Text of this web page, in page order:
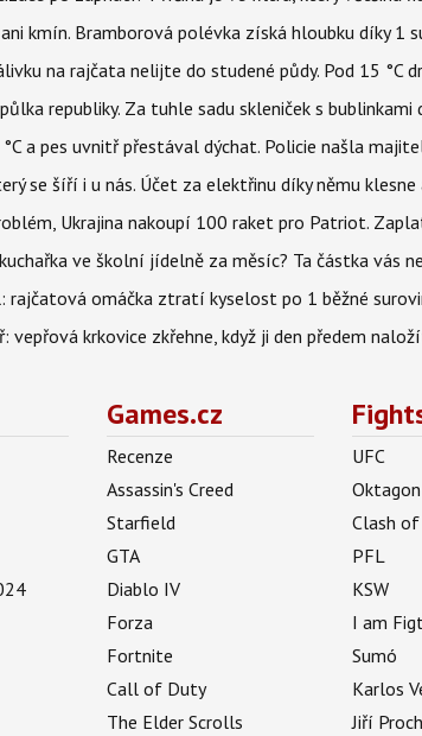
kmín. Bramborová polévka získá hloubku díky 1
na rajčata nelijte do studené půdy. Pod 15 °C
republiky. Za tuhle sadu skleniček s
a pes uvnitř přestával dýchat. Policie našla
se šíří i u nás. Účet za elektřinu díky němu klesne
Ukrajina nakoupí 100 raket pro Patriot.
ve školní jídelně za měsíc? Ta částka vás
rajčatová omáčka ztratí kyselost po 1 běžné
vepřová krkovice zkřehne, když ji den předem
Games.cz
Recenze
Assassin's Creed
Starfield
GTA
Diablo IV
Forza
Fortnite
Call of Duty
The Elder Scrolls
UFC
Oktagon
Clash
PFL
KSW
I am
Sumó
Karlos
Jiří